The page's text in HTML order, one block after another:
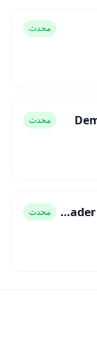
محدث
محدث
Car Trader Simulator 2025 Mod APK محدث